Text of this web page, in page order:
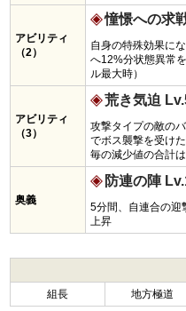
アビリティ
（2）
憧憬への求
自身の特殊効果に
へ12%分状態異常
ル最大時）
アビリティ
（3）
荒き気迫
攻撃タイプの敵の
でボス襲撃を受け
毎の減少値の合計
奥義
防連の陣
5分間、自連合の迎
上昇
組長
地方極道